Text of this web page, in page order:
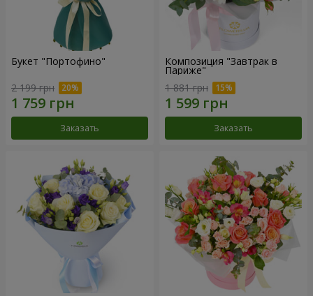
Букет "Портофино"
2 199 грн
Заказать
Композиция "Завтрак в
Париже"
1 881 грн
Заказать